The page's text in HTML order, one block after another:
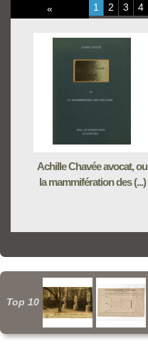
« 1 2 3 4
Achille Chavée avocat, ou
la mammifération des (...)
Top 10